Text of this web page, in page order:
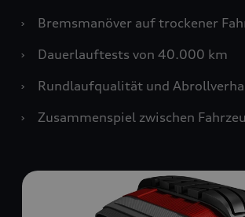
›
Bremsmanöver auf trockener
›
Dauerlauftests von 40.000 km
›
Rundlaufqualität und
›
Zusammenspiel zwischen